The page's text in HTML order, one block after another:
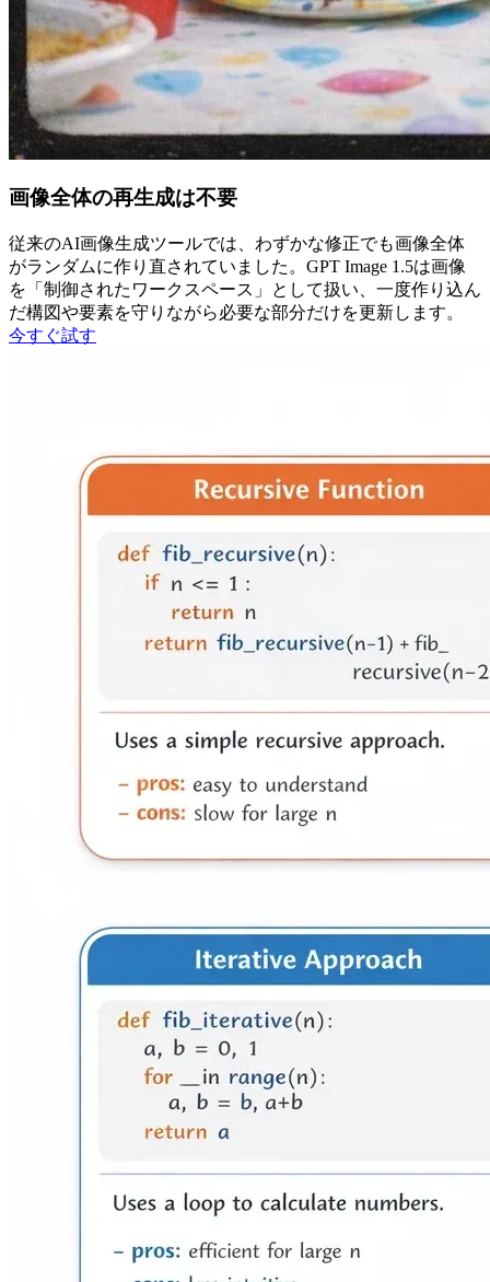
画像全体の再生成は不要
従来のAI画像生成ツールでは、わずかな修正でも画像全体
がランダムに作り直されていました。GPT Image 1.5は画像
を「制御されたワークスペース」として扱い、一度作り込ん
だ構図や要素を守りながら必要な部分だけを更新します。
今すぐ試す